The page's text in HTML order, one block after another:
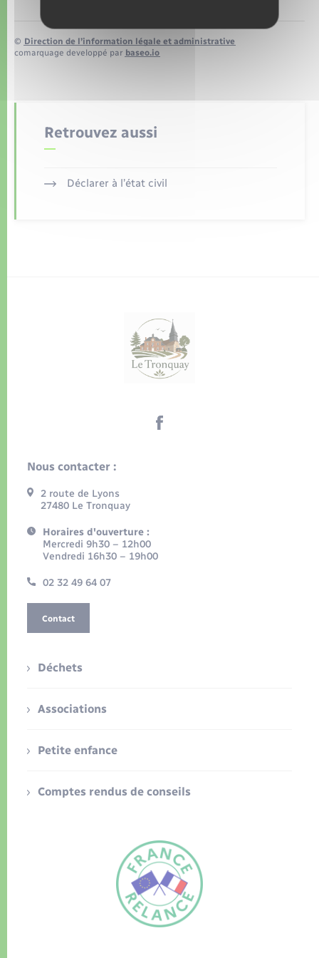
© Direction de l’information légale et administrative
comarquage developpé par baseo.io
Retrouvez aussi
Déclarer à l’état civil
Nous contacter :
2 route de Lyons
27480 Le Tronquay
Horaires d'ouverture :
Mercredi 9h30 – 12h00
Vendredi 16h30 – 19h00
02 32 49 64 07
Contact
Déchets
Associations
Petite enfance
Comptes rendus de conseils